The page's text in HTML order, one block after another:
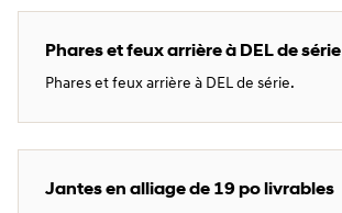
Phares et feux arrière à DEL de série
Phares et feux arrière à DEL de série.
Jantes en alliage de 19 po livrables